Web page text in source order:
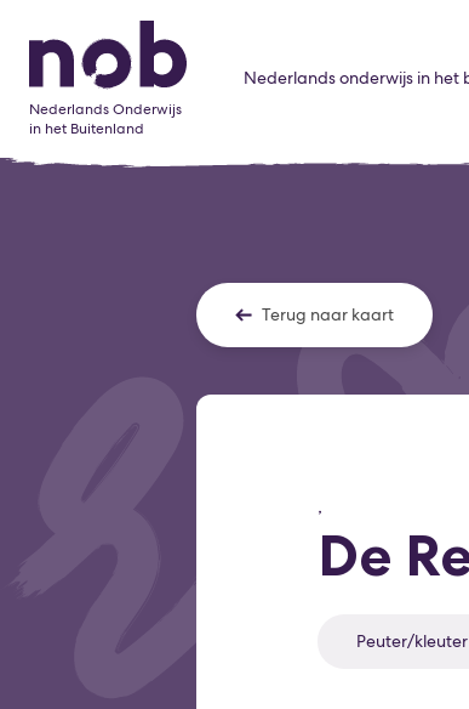
Nederlands Onderwijs
in het Buitenland
Nederlands onderwijs in het
Terug naar kaart
,
De
Peuter/